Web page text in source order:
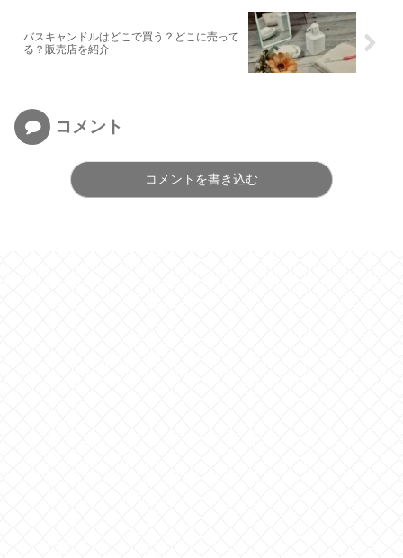
バスキャンドルはどこで買う？どこに売って
る？販売店を紹介
コメント
コメントを書き込む